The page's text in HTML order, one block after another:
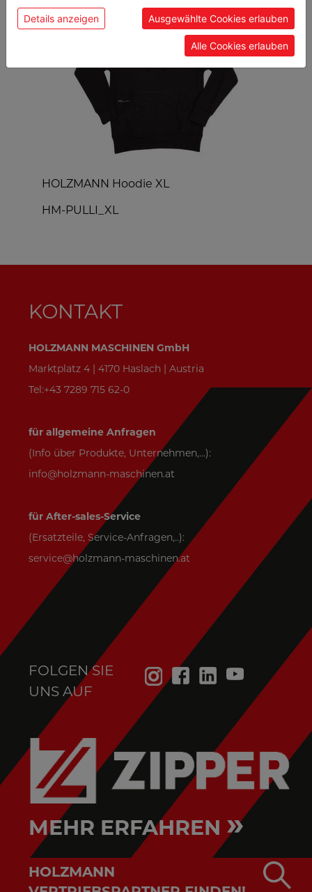
HOLZMANN Hoodie XL
HM-PULLI_XL
KONTAKT
HOLZMANN MASCHINEN GmbH
Marktplatz 4 | 4170 Haslach | Austria
Tel:+43 7289 715 62-0
für allgemeine Anfragen
(Info über Produkte, Unternehmen,...):
info@holzmann-maschinen.at
für After-sales-Service
(Ersatzteile, Service-Anfragen,..):
service@holzmann-maschinen.at
FOLGEN SIE
UNS AUF
MEHR ERFAHREN »
HOLZMANN
Details anzeigen Ausgewählte Cookies erlauben
Alle Cookies erlauben